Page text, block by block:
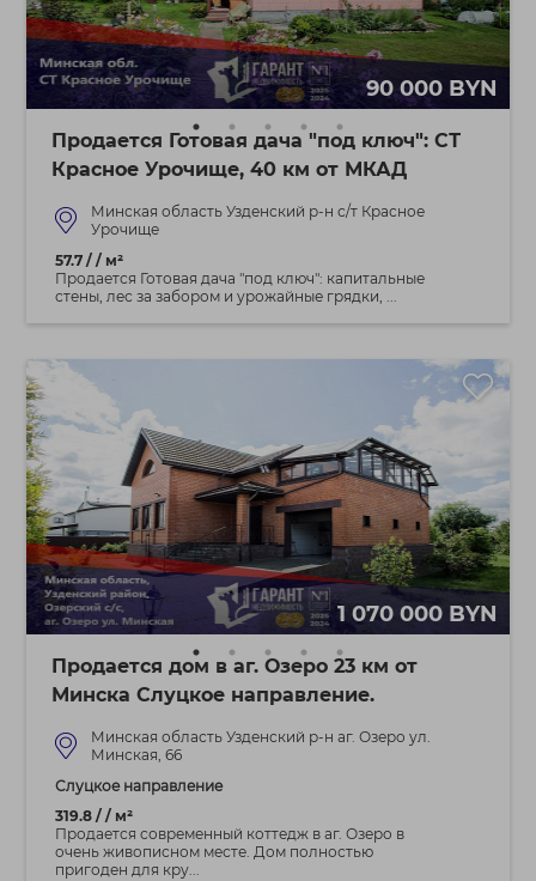
90 000 BYN
Продается Готовая дача "под ключ": СТ
Красное Урочище, 40 км от МКАД
Минская область Узденский р-н с/т Красное
Урочище
57.7 / / м²
Продается Готовая дача "под ключ": капитальные
стены, лес за забором и урожайные грядки, ...
1 070 000 BYN
Продается дом в аг. Озеро 23 км от
Минска Слуцкое направление.
Минская область Узденский р-н аг. Озеро ул.
Минская, 66
Слуцкое направление
319.8 / / м²
Продается современный коттедж в аг. Озеро в
очень живописном месте. Дом полностью
пригоден для кру...